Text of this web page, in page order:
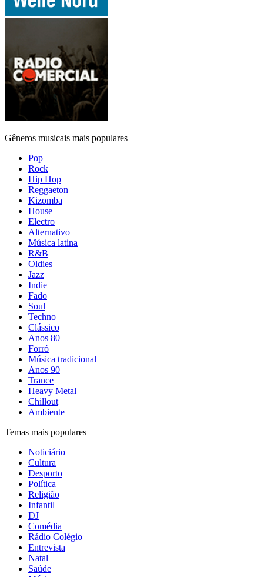
Gêneros musicais mais populares
Pop
Rock
Hip Hop
Reggaeton
Kizomba
House
Electro
Alternativo
Música latina
R&B
Oldies
Jazz
Indie
Fado
Soul
Techno
Clássico
Anos 80
Forró
Música tradicional
Anos 90
Trance
Heavy Metal
Chillout
Ambiente
Temas mais populares
Noticiário
Cultura
Desporto
Política
Religião
Infantil
DJ
Comédia
Rádio Colégio
Entrevista
Natal
Saúde